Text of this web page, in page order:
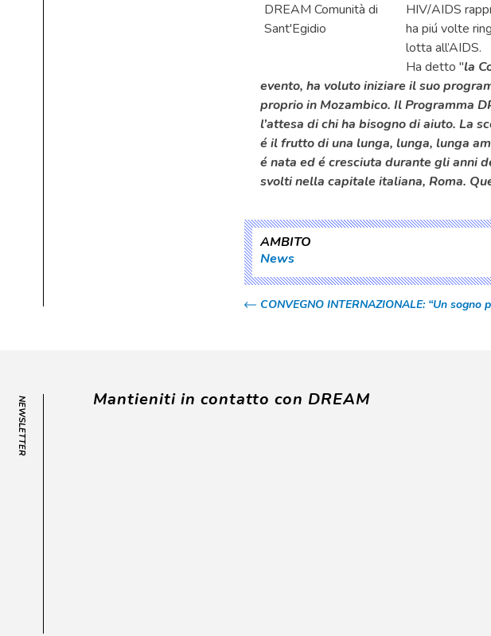
HIV/AIDS
ha piú volte
lotta all’AIDS.
Ha detto "la
evento, ha voluto iniziare il suo
proprio in Mozambico. Il Programma
l’attesa di chi ha bisogno di aiuto. La
é il frutto di una lunga, lunga, lunga
é nata ed é cresciuta durante gli anni
svolti nella capitale italiana, Roma.
AMBITO
News
CONVEGNO INTERNAZIONALE: “Un sogno
NEWSLETTER Mantieniti in contatto con DREAM